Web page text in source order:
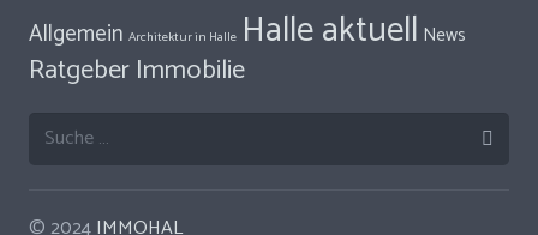
Allgemein Architektur in Halle Halle aktuell News
Ratgeber Immobilie
Suche